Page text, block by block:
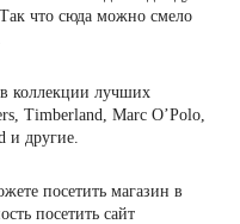
что сюда можно смело
коллекции лучших
Timberland, Marc O’Polo,
и другие.
посетить магазин в
посетить сайт